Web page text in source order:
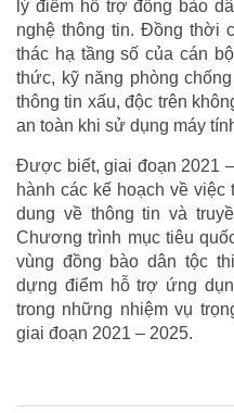
lý điểm hỗ trợ đồng bào
nghệ thông tin. Đồng thời
thác hạ tầng số của cán
thức, kỹ năng phòng
thông tin xấu, độc trên
an toàn khi sử dụng máy
Được biết, giai đoạn 2021
hành các kế hoạch về
dung về thông tin và
Chương trình mục tiêu
vùng đồng bào dân tộc
dựng điểm hỗ trợ ứng
trong những nhiệm vụ
giai đoạn 2021 – 2025.